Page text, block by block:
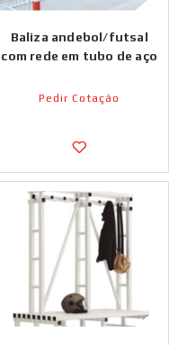
Baliza andebol/futsal
com rede em tubo de aço
Pedir Cotação